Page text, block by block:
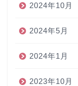
2024年10月
2024年5月
2024年1月
2023年10月